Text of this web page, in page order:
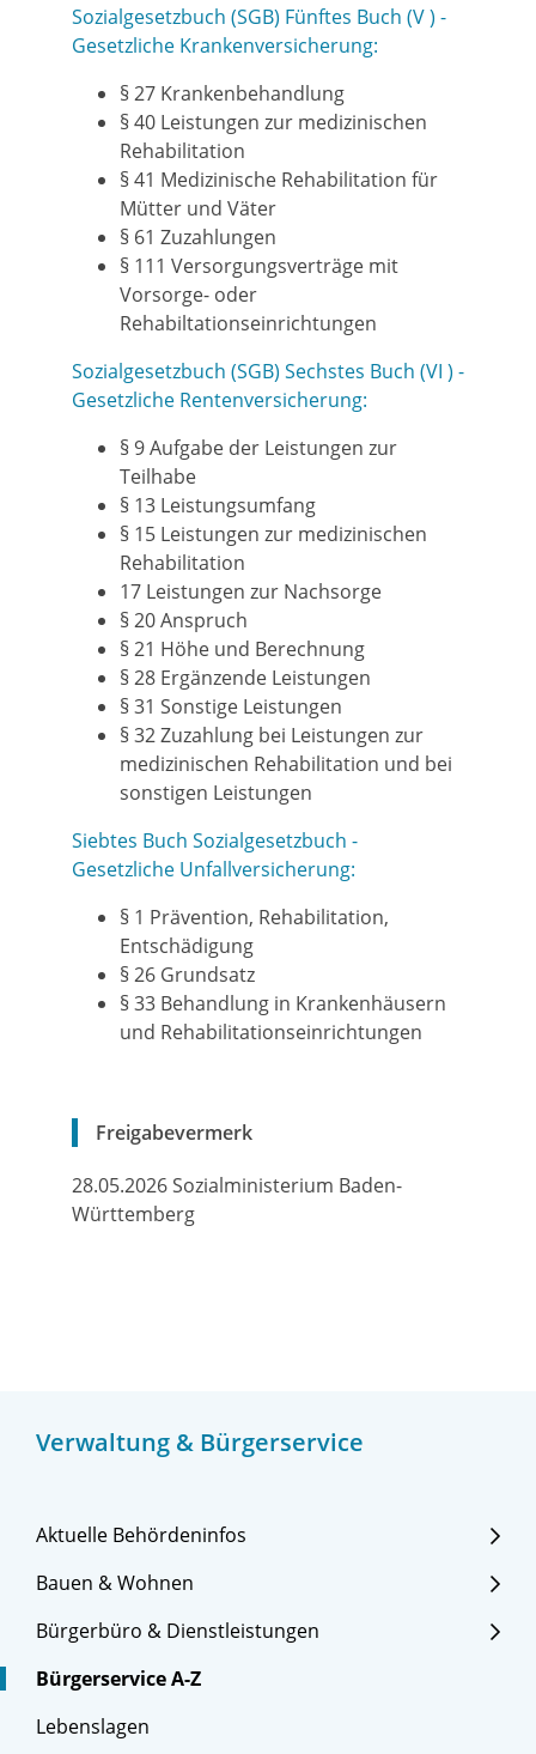
Verwaltung & Bürgerservice
Aktuelle Behördeninfos
Bauen & Wohnen
Bürgerbüro & Dienstleistungen
Bürgerservice A-Z
Lebenslagen
Sozialgesetzbuch (SGB) Fünftes Buch (V ) -
Gesetzliche Krankenversicherung:
§ 27 Krankenbehandlung
§ 40 Leistungen zur medizinischen
Rehabilitation
§ 41 Medizinische Rehabilitation für
Mütter und Väter
§ 61 Zuzahlungen
§ 111 Versorgungsverträge mit
Vorsorge- oder
Rehabiltationseinrichtungen
Sozialgesetzbuch (SGB) Sechstes Buch (VI ) -
Gesetzliche Rentenversicherung:
§ 9 Aufgabe der Leistungen zur
Teilhabe
§ 13 Leistungsumfang
§ 15 Leistungen zur medizinischen
Rehabilitation
17 Leistungen zur Nachsorge
§ 20 Anspruch
§ 21 Höhe und Berechnung
§ 28 Ergänzende Leistungen
§ 31 Sonstige Leistungen
§ 32 Zuzahlung bei Leistungen zur
medizinischen Rehabilitation und bei
sonstigen Leistungen
Siebtes Buch Sozialgesetzbuch -
Gesetzliche Unfallversicherung:
§ 1 Prävention, Rehabilitation,
Entschädigung
§ 26 Grundsatz
§ 33 Behandlung in Krankenhäusern
und Rehabilitationseinrichtungen
Freigabevermerk
28.05.2026 Sozialministerium Baden-
Württemberg